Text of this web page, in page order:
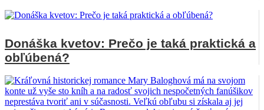
Donáška kvetov: Prečo je taká praktická a
obľúbená?